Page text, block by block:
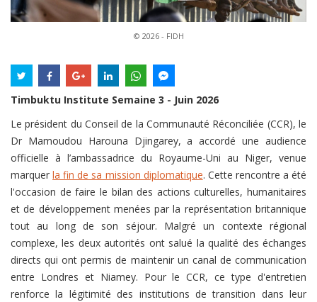
© 2026 - FIDH
Timbuktu Institute Semaine 3 - Juin 2026
Le président du Conseil de la Communauté Réconciliée (CCR), le
Dr Mamoudou Harouna Djingarey, a accordé une audience
officielle à l’ambassadrice du Royaume-Uni au Niger, venue
marquerla fin de sa mission diplomatique. Cette rencontre a été
l'occasion de faire le bilan des actions culturelles, humanitaires
et de développement menées par la représentation britannique
tout au long de son séjour. Malgré un contexte régional
complexe, les deux autorités ont salué la qualité des échanges
directs qui ont permis de maintenir un canal de communication
entre Londres et Niamey. Pour le CCR, ce type d'entretien
renforce la légitimité des institutions de transition dans leur